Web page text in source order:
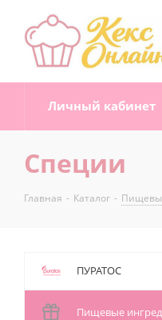
Личный кабинет
Специи
Главная - Каталог -
ПУРАТОС
Пищевые